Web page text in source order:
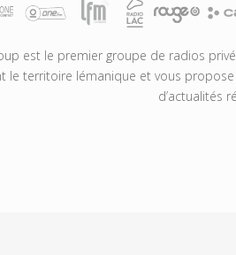
est le premier groupe de radios
le territoire lémanique et vous
d’actualités